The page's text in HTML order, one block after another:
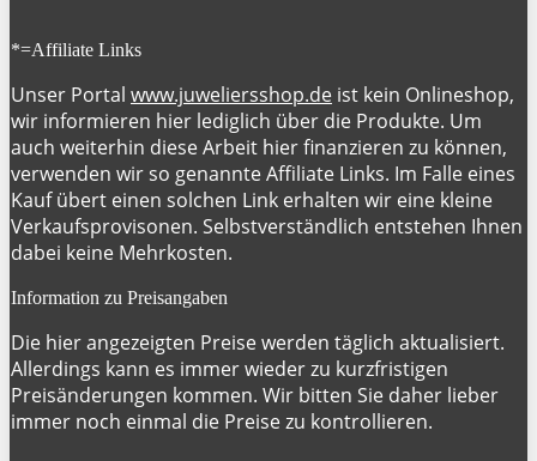
*=Affiliate Links
Unser Portal www.juweliersshop.de ist kein Onlineshop,
wir informieren hier lediglich über die Produkte. Um
auch weiterhin diese Arbeit hier finanzieren zu können,
verwenden wir so genannte Affiliate Links. Im Falle eines
Kauf übert einen solchen Link erhalten wir eine kleine
Verkaufsprovisonen. Selbstverständlich entstehen Ihnen
dabei keine Mehrkosten.
Information zu Preisangaben
Die hier angezeigten Preise werden täglich aktualisiert.
Allerdings kann es immer wieder zu kurzfristigen
Preisänderungen kommen. Wir bitten Sie daher lieber
immer noch einmal die Preise zu kontrollieren.